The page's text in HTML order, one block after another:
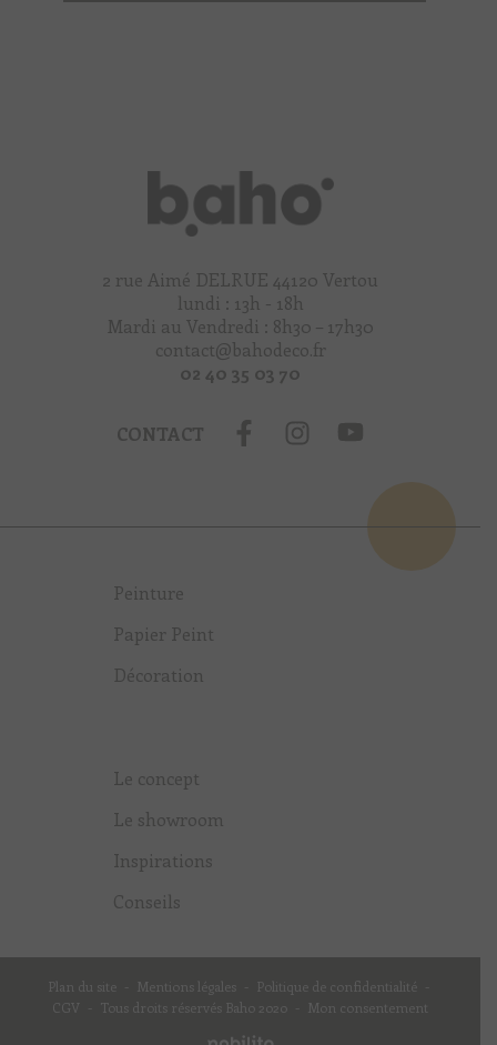
2 rue Aimé DELRUE 44120 Vertou
lundi : 13h - 18h
Mardi au Vendredi : 8h30 – 17h30
contact@bahodeco.fr
02 40 35 03 70
CONTACT
Peinture
Papier Peint
Décoration
Le concept
Le showroom
Inspirations
Conseils
Plan du site Mentions légales Politique de confidentialité
CGV
Tous droits réservés Baho 2020 Mon consentement